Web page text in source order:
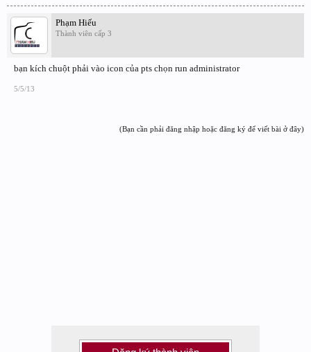
Phạm Hiếu
Thành viên cấp 3
bạn kích chuột phải vào icon của pts chọn run administrator
5/5/13
(Bạn cần phải đăng nhập hoặc đăng ký để viết bài ở đây)